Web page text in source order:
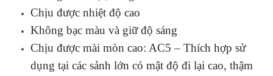
Chịu được nhiệt độ cao
Không bạc màu và giữ độ sáng
Chịu được mài mòn cao: AC5 – Thích hợp sử
dụng tại các sảnh lớn có mật độ đi lại cao, thậm